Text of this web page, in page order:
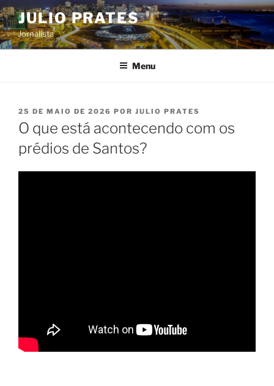
Pular
para
o
conteúdo
JULIO PRATES
Jornalista
Menu
PUBLICADO
EM
25 DE MAIO DE 2026 POR JULIO PRATES
O que está acontecendo com os
prédios de Santos?